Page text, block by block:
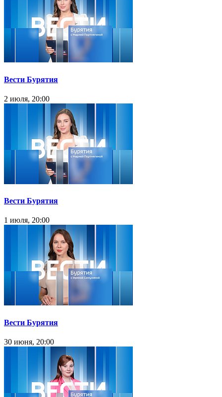
Вести Бурятия
2 июля, 20:00
Вести Бурятия
1 июля, 20:00
Вести Бурятия
30 июня, 20:00